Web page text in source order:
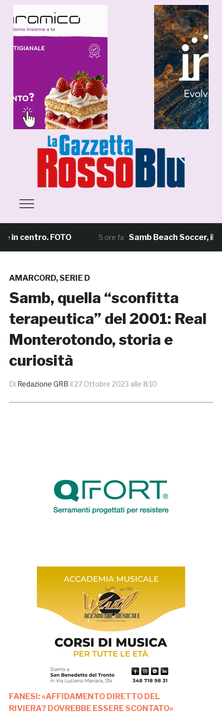
centro. FOTO 5 ore fa Samb Beach Soccer, il
AMARCORD,SERIE D
Samb, quella “sconfitta
terapeutica” del 2001: Real
Monterotondo, storia e
curiosità
Di Redazione GRB il 27 Ottobre 2023 alle 8:10
FANESI: «AFFIDAMENTO DIRETTO DEL
RIVIERA? DOVREBBE ESSERE SCONTATO»